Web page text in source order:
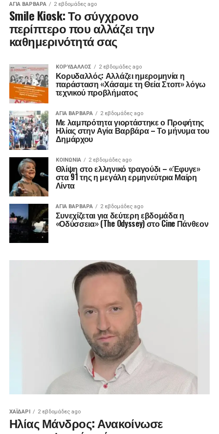
ΑΓΙΑ ΒΑΡΒΑΡΑ 2 εβδομάδες ago
Smile Kiosk: Το σύγχρονο
περίπτερο που αλλάζει την
καθημερινότητά σας
ΚΟΡΥΔΑΛΛΟΣ 2 εβδομάδες ago
Κορυδαλλός: Αλλάζει ημερομηνία η
παράσταση «Χάσαμε τη Θεία Στοπ» λόγω
τεχνικού προβλήματος
ΑΓΙΑ ΒΑΡΒΑΡΑ 2 εβδομάδες ago
Με λαμπρότητα γιορτάστηκε ο Προφήτης
Ηλίας στην Αγία Βαρβάρα – Το μήνυμα του
Δημάρχου
ΚΟΙΝΩΝΊΑ 2 εβδομάδες ago
Θλίψη στο ελληνικό τραγούδι – «Έφυγε»
στα 91 της η μεγάλη ερμηνεύτρια Μαίρη
Λίντα
ΑΓΙΑ ΒΑΡΒΑΡΑ 2 εβδομάδες ago
Συνεχίζεται για δεύτερη εβδομάδα η
«Οδύσσεια» (The Odyssey) στο Cine Πάνθεον
ΧΑΪΔΑΡΙ 2 εβδομάδες ago
Ηλίας Μάνδρος: Ανακοίνωσε